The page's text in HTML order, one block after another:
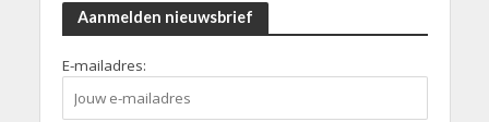
Aanmelden nieuwsbrief
E-mailadres: